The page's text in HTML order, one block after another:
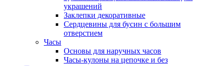
украшений
Заклепки декоративные
Сердцевины для бусин с большим
отверстием
Часы
Основы для наручных часов
Часы-кулоны на цепочке и без